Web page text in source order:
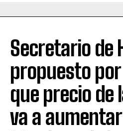
Secretario de
propuesto por
que precio de
va a